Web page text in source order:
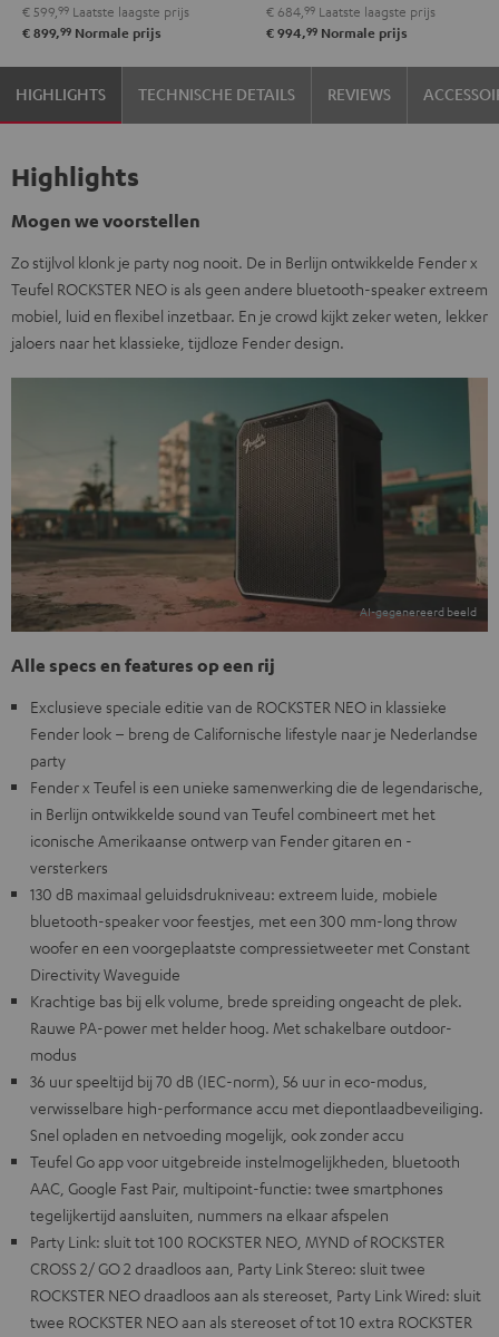
€ 599, 99 Laatste laagste prijs
€ 899,99 Normale prijs
€ 684, 99 Laatste laagste prijs
€ 994,99 Normale prijs
HIGHLIGHTS TECHNISCHE DETAILS REVIEWS
Highlights
Mogen we voorstellen
Zo stijlvol klonk je party nog nooit. De in Berlijn ontwikkelde Fender x
Teufel ROCKSTER NEO is als geen andere bluetooth-speaker extreem
mobiel, luid en flexibel inzetbaar. En je crowd kijkt zeker weten, lekker
jaloers naar het klassieke, tijdloze Fender design.
Alle specs en features op een rij
Exclusieve speciale editie van de ROCKSTER NEO in klassieke
Fender look – breng de Californische lifestyle naar je Nederlandse
party
Fender x Teufel is een unieke samenwerking die de legendarische,
in Berlijn ontwikkelde sound van Teufel combineert met het
iconische Amerikaanse ontwerp van Fender gitaren en -
versterkers
130 dB maximaal geluidsdrukniveau: extreem luide, mobiele
bluetooth-speaker voor feestjes, met een 300 mm-long throw
woofer en een voorgeplaatste compressietweeter met Constant
Directivity Waveguide
Krachtige bas bij elk volume, brede spreiding ongeacht de plek.
Rauwe PA-power met helder hoog. Met schakelbare outdoor-
modus
36 uur speeltijd bij 70 dB (IEC-norm), 56 uur in eco-modus,
verwisselbare high-performance accu met diepontlaadbeveiliging.
Snel opladen en netvoeding mogelijk, ook zonder accu
Teufel Go app voor uitgebreide instelmogelijkheden, bluetooth
AAC, Google Fast Pair, multipoint-functie: twee smartphones
tegelijkertijd aansluiten, nummers na elkaar afspelen
Party Link: sluit tot 100 ROCKSTER NEO, MYND of ROCKSTER
CROSS 2/ GO 2 draadloos aan, Party Link Stereo: sluit twee
ROCKSTER NEO draadloos aan als stereoset, Party Link Wired: sluit
twee ROCKSTER NEO aan als stereoset of tot 10 extra ROCKSTER